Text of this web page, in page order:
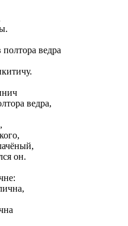
ведра
ведра,
он.